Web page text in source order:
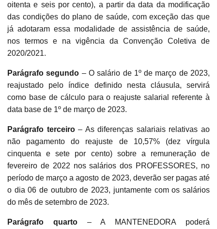
oitenta e seis por cento), a partir da data da modificação
das condições do plano de saúde, com exceção das que
já adotaram essa modalidade de assistência de saúde,
nos termos e na vigência da Convenção Coletiva de
2020/2021.
Parágrafo segundo – O salário de 1º de março de 2023,
reajustado pelo índice definido nesta cláusula, servirá
como base de cálculo para o reajuste salarial referente à
data base de 1º de março de 2023.
Parágrafo terceiro– As diferenças salariais relativas ao
não pagamento do reajuste de 10,57% (dez vírgula
cinquenta e sete por cento) sobre a remuneração de
fevereiro de 2022 nos salários dos PROFESSORES, no
período de março a agosto de 2023, deverão ser pagas até
o dia 06 de outubro de 2023, juntamente com os salários
do mês de setembro de 2023.
Parágrafo quarto– A MANTENEDORA poderá